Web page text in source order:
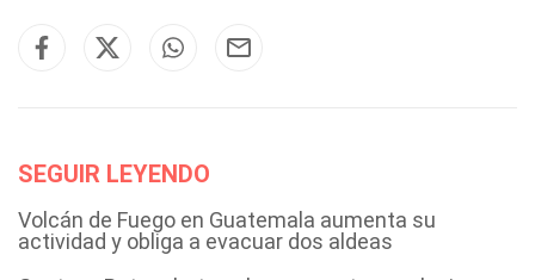
SEGUIR LEYENDO
Volcán de Fuego en Guatemala aumenta su
actividad y obliga a evacuar dos aldeas